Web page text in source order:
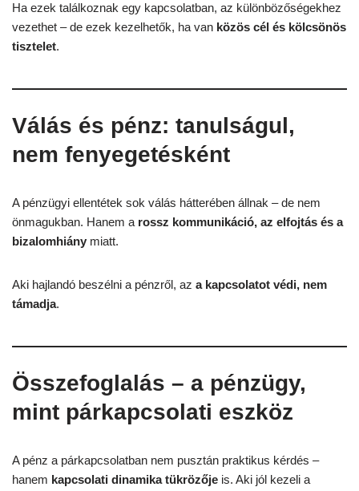
Ha ezek találkoznak egy kapcsolatban, az különbözőségekhez
vezethet – de ezek kezelhetők, ha van közös cél és kölcsönös
tisztelet.
Válás és pénz: tanulságul,
nem fenyegetésként
A pénzügyi ellentétek sok válás hátterében állnak – de nem
önmagukban. Hanem a rossz kommunikáció, az elfojtás és a
bizalomhiány miatt.
Aki hajlandó beszélni a pénzről, az a kapcsolatot védi, nem
támadja.
Összefoglalás – a pénzügy,
mint párkapcsolati eszköz
A pénz a párkapcsolatban nem pusztán praktikus kérdés –
hanem kapcsolati dinamika tükrözője is. Aki jól kezeli a